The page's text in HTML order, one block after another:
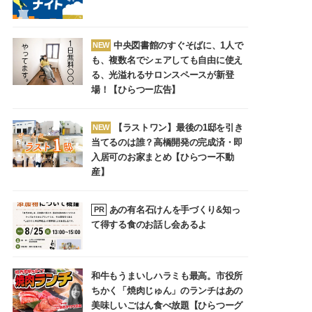
NEW 中央図書館のすぐそばに、1人で
も、複数名でシェアしても自由に使え
る、光溢れるサロンスペースが新登
場！【ひらつー広告】
NEW
【ラストワン】最後の1邸を引き
当てるのは誰？高橋開発の完成済・即
入居可のお家まとめ【ひらつー不動
産】
PR
あの有名石けんを手づくり&知っ
て得する食のお話し会あるよ
和牛もうまいしハラミも最高。市役所
ちかく「焼肉じゅん」のランチはあの
美味しいごはん食べ放題【ひらつーグ